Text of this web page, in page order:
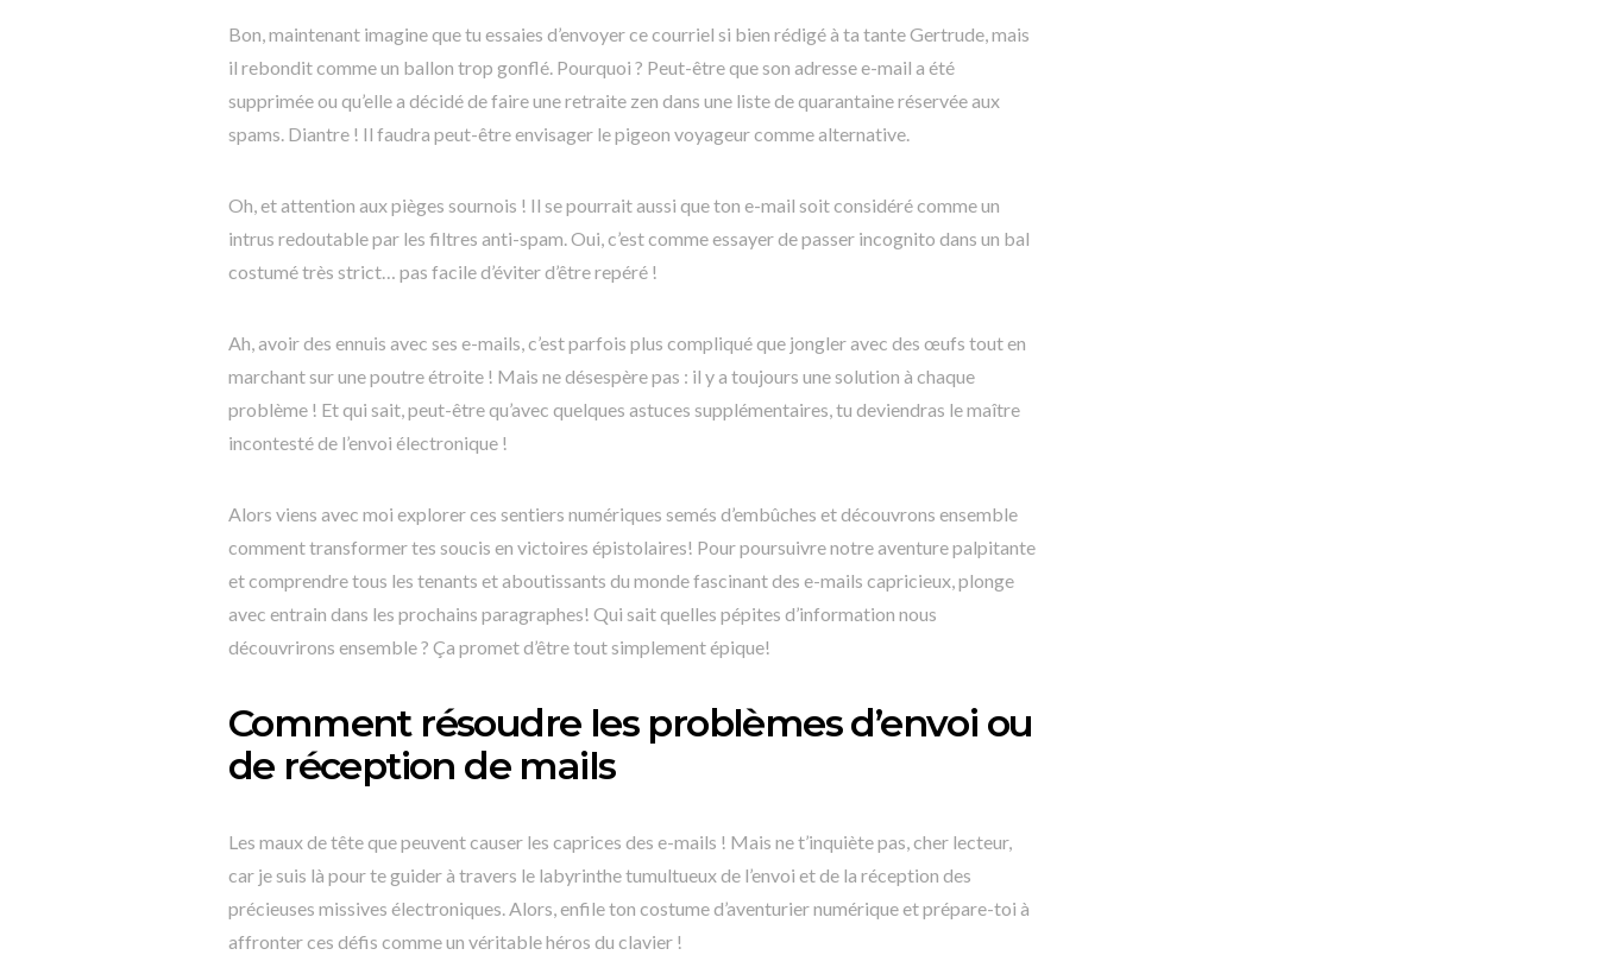
Bon, maintenant imagine que tu essaies d’envoyer ce courriel si bien rédigé à ta tante Gertrude, mais
il rebondit comme un ballon trop gonflé. Pourquoi ? Peut-être que son adresse e-mail a été
supprimée ou qu’elle a décidé de faire une retraite zen dans une liste de quarantaine réservée aux
spams. Diantre ! Il faudra peut-être envisager le pigeon voyageur comme alternative.
Oh, et attention aux pièges sournois ! Il se pourrait aussi que ton e-mail soit considéré comme un
intrus redoutable par les filtres anti-spam. Oui, c’est comme essayer de passer incognito dans un bal
costumé très strict… pas facile d’éviter d’être repéré !
Ah, avoir des ennuis avec ses e-mails, c’est parfois plus compliqué que jongler avec des œufs tout en
marchant sur une poutre étroite ! Mais ne désespère pas : il y a toujours une solution à chaque
problème ! Et qui sait, peut-être qu’avec quelques astuces supplémentaires, tu deviendras le maître
incontesté de l’envoi électronique !
Alors viens avec moi explorer ces sentiers numériques semés d’embûches et découvrons ensemble
comment transformer tes soucis en victoires épistolaires! Pour poursuivre notre aventure palpitante
et comprendre tous les tenants et aboutissants du monde fascinant des e-mails capricieux, plonge
avec entrain dans les prochains paragraphes! Qui sait quelles pépites d’information nous
découvrirons ensemble ? Ça promet d’être tout simplement épique!
Comment résoudre les problèmes d’envoi ou
de réception de mails
Les maux de tête que peuvent causer les caprices des e-mails ! Mais ne t’inquiète pas, cher lecteur,
car je suis là pour te guider à travers le labyrinthe tumultueux de l’envoi et de la réception des
précieuses missives électroniques. Alors, enfile ton costume d’aventurier numérique et prépare-toi à
affronter ces défis comme un véritable héros du clavier !